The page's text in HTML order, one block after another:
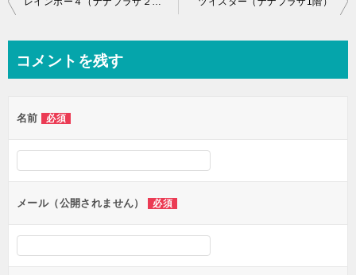
ビ
ー
シ
ン
コメントを残す
名前 必須
メール（公開されません） 必須